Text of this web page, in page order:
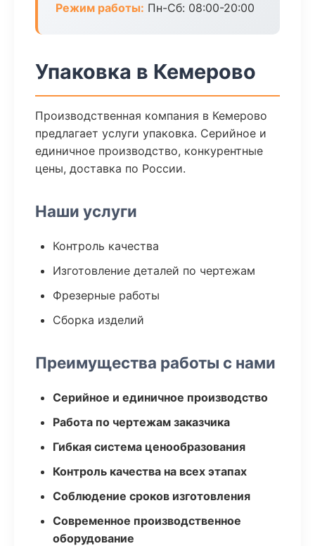
Режим работы: Пн-Сб: 08:00-20:00
Упаковка в Кемерово
Производственная компания в Кемерово
предлагает услуги упаковка. Серийное и
единичное производство, конкурентные
цены, доставка по России.
Наши услуги
Контроль качества
Изготовление деталей по чертежам
Фрезерные работы
Сборка изделий
Преимущества работы с нами
Серийное и единичное производство
Работа по чертежам заказчика
Гибкая система ценообразования
Контроль качества на всех этапах
Соблюдение сроков изготовления
Современное производственное
оборудование